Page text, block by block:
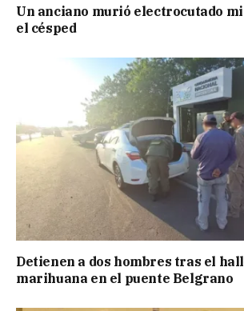
Un anciano murió electrocutado
el césped
Detienen a dos hombres tras el
marihuana en el puente Belgrano